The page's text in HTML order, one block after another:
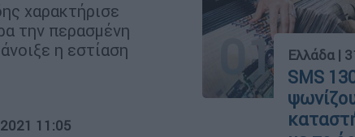
χαρακτήρισε
την περασμένη
η εστίαση
11:05
01 Ελλάδα |
SMS